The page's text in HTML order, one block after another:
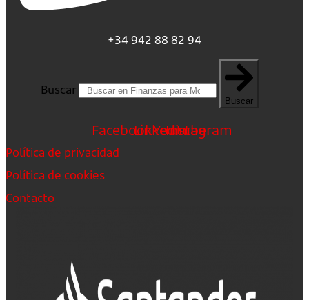
+34 942 88 82 94
Buscar
Buscar
FacebookLinkedin
Youtube
Instagram
Política de privacidad
Política de cookies
Contacto